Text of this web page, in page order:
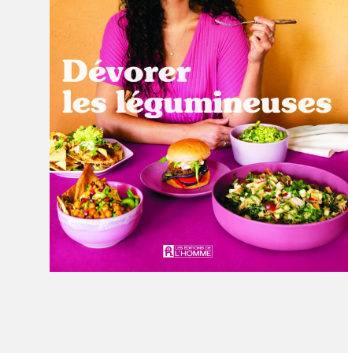
Le Salon dans la ville, espace
organisateur⋅rice
> SLM Pro